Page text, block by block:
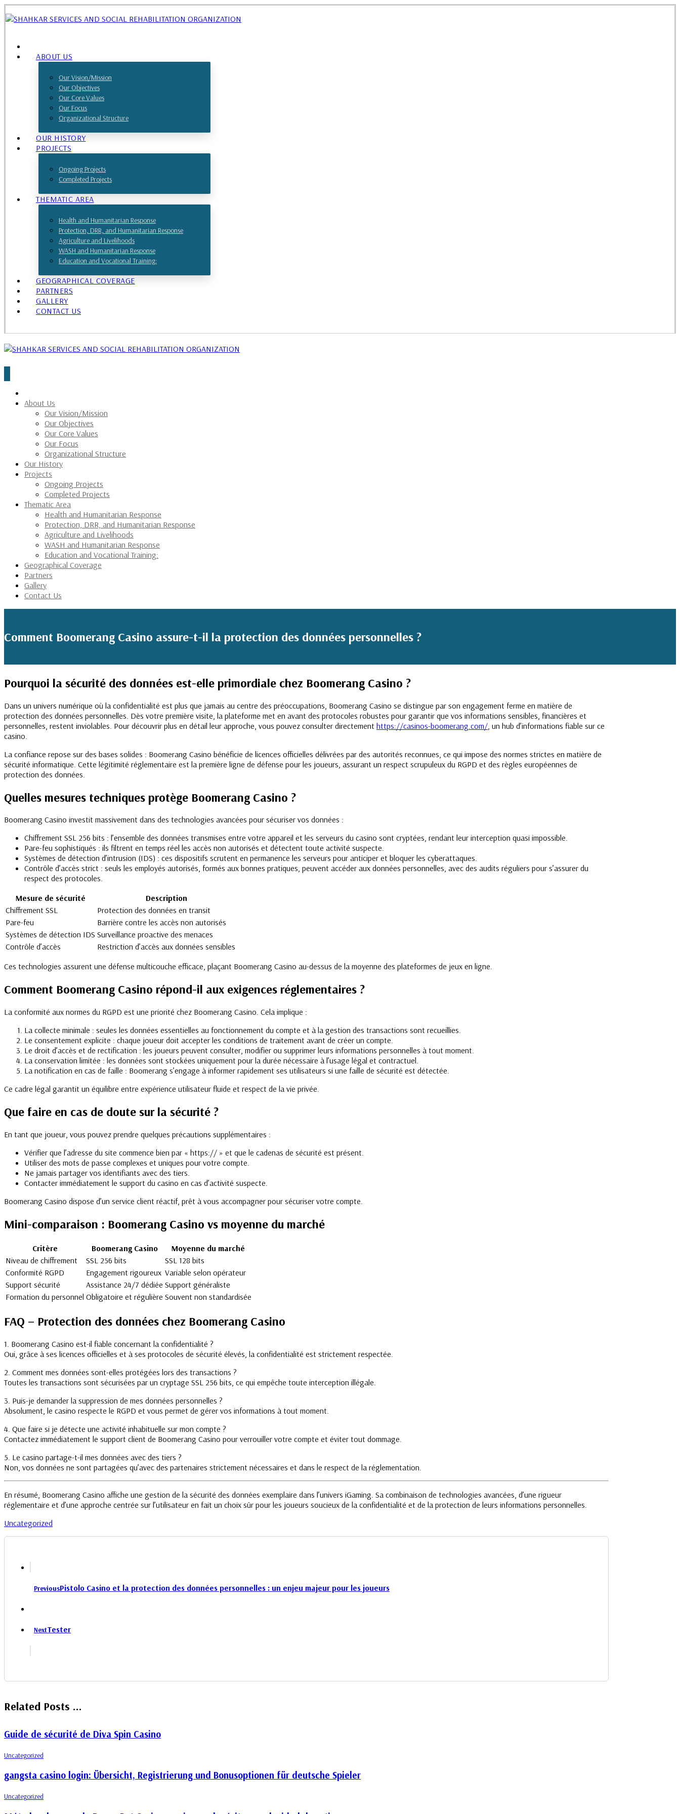
ABOUT US
Our Vision/Mission
Our Objectives
Our Core Values
Our Focus
Organizational Structure
OUR HISTORY
PROJECTS
Ongoing Projects
Completed Projects
THEMATIC AREA
Health and Humanitarian Response
Protection, DRR, and Humanitarian Response
Agriculture and Livelihoods
WASH and Humanitarian Response
Education and Vocational Training:
GEOGRAPHICAL COVERAGE
PARTNERS
GALLERY
CONTACT US
About Us
Our Vision/Mission
Our Objectives
Our Core Values
Our Focus
Organizational Structure
Our History
Projects
Ongoing Projects
Completed Projects
Thematic Area
Health and Humanitarian Response
Protection, DRR, and Humanitarian Response
Agriculture and Livelihoods
WASH and Humanitarian Response
Education and Vocational Training:
Geographical Coverage
Partners
Gallery
Contact Us
Comment Boomerang Casino assure-t-il la protection des données personnelles ?
Pourquoi la sécurité des données est-elle primordiale chez Boomerang Casino ?
Dans un univers numérique où la confidentialité est plus que jamais au centre des préoccupations, Boomerang Casino se distingue par son engagement ferme en matière de
protection des données personnelles. Dès votre première visite, la plateforme met en avant des protocoles robustes pour garantir que vos informations sensibles, financières et
personnelles, restent inviolables. Pour découvrir plus en détail leur approche, vous pouvez consulter directement https://casinos-boomerang.com/ , un hub d’informations fiable sur ce
casino.
La confiance repose sur des bases solides : Boomerang Casino bénéficie de licences officielles délivrées par des autorités reconnues, ce qui impose des normes strictes en matière de
sécurité informatique. Cette légitimité réglementaire est la première ligne de défense pour les joueurs, assurant un respect scrupuleux du RGPD et des règles européennes de
protection des données.
Quelles mesures techniques protège Boomerang Casino ?
Boomerang Casino investit massivement dans des technologies avancées pour sécuriser vos données :
Chiffrement SSL 256 bits : l’ensemble des données transmises entre votre appareil et les serveurs du casino sont cryptées, rendant leur interception quasi impossible.
Pare-feu sophistiqués : ils filtrent en temps réel les accès non autorisés et détectent toute activité suspecte.
Systèmes de détection d’intrusion (IDS) : ces dispositifs scrutent en permanence les serveurs pour anticiper et bloquer les cyberattaques.
Contrôle d’accès strict : seuls les employés autorisés, formés aux bonnes pratiques, peuvent accéder aux données personnelles, avec des audits réguliers pour s’assurer du
respect des protocoles.
Mesure de sécurité
Description
Chiffrement SSL
Protection des données en transit
Pare-feu
Barrière contre les accès non autorisés
Systèmes de détection IDS Surveillance proactive des menaces
Contrôle d’accès
Restriction d’accès aux données sensibles
Ces technologies assurent une défense multicouche efficace, plaçant Boomerang Casino au-dessus de la moyenne des plateformes de jeux en ligne.
Comment Boomerang Casino répond-il aux exigences réglementaires ?
La conformité aux normes du RGPD est une priorité chez Boomerang Casino. Cela implique :
La collecte minimale : seules les données essentielles au fonctionnement du compte et à la gestion des transactions sont recueillies.
Le consentement explicite : chaque joueur doit accepter les conditions de traitement avant de créer un compte.
Le droit d’accès et de rectification : les joueurs peuvent consulter, modifier ou supprimer leurs informations personnelles à tout moment.
La conservation limitée : les données sont stockées uniquement pour la durée nécessaire à l’usage légal et contractuel.
La notification en cas de faille : Boomerang s’engage à informer rapidement ses utilisateurs si une faille de sécurité est détectée.
Ce cadre légal garantit un équilibre entre expérience utilisateur fluide et respect de la vie privée.
Que faire en cas de doute sur la sécurité ?
En tant que joueur, vous pouvez prendre quelques précautions supplémentaires :
Vérifier que l’adresse du site commence bien par « https:// » et que le cadenas de sécurité est présent.
Utiliser des mots de passe complexes et uniques pour votre compte.
Ne jamais partager vos identifiants avec des tiers.
Contacter immédiatement le support du casino en cas d’activité suspecte.
Boomerang Casino dispose d’un service client réactif, prêt à vous accompagner pour sécuriser votre compte.
Mini-comparaison : Boomerang Casino vs moyenne du marché
Critère Boomerang Casino
Moyenne du marché
Niveau de chiffrement
SSL 256 bits
SSL 128 bits
Conformité RGPD
Engagement rigoureux Variable selon opérateur
Support sécurité
Assistance 24/7 dédiée Support généraliste
Formation du personnel Obligatoire et régulière Souvent non standardisée
FAQ – Protection des données chez Boomerang Casino
1. Boomerang Casino est-il fiable concernant la confidentialité ?
Oui, grâce à ses licences officielles et à ses protocoles de sécurité élevés, la confidentialité est strictement respectée.
2. Comment mes données sont-elles protégées lors des transactions ?
Toutes les transactions sont sécurisées par un cryptage SSL 256 bits, ce qui empêche toute interception illégale.
3. Puis-je demander la suppression de mes données personnelles ?
Absolument, le casino respecte le RGPD et vous permet de gérer vos informations à tout moment.
4. Que faire si je détecte une activité inhabituelle sur mon compte ?
Contactez immédiatement le support client de Boomerang Casino pour verrouiller votre compte et éviter tout dommage.
5. Le casino partage-t-il mes données avec des tiers ?
Non, vos données ne sont partagées qu’avec des partenaires strictement nécessaires et dans le respect de la réglementation.
En résumé, Boomerang Casino affiche une gestion de la sécurité des données exemplaire dans l’univers iGaming. Sa combinaison de technologies avancées, d’une rigueur
réglementaire et d’une approche centrée sur l’utilisateur en fait un choix sûr pour les joueurs soucieux de la confidentialité et de la protection de leurs informations personnelles.
Uncategorized
PreviousPistolo Casino et la protection des données personnelles : un enjeu majeur pour les joueurs
NextTester
Related Posts ...
Guide de sécurité de Diva Spin Casino
Uncategorized
gangsta casino login: Übersicht, Registrierung und Bonusoptionen für deutsche Spieler
Uncategorized